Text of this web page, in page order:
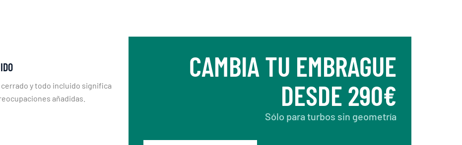
y todo incluido significa
añadidas.
CAMBIA TU EMBRAGUE
DESDE 290€
Sólo para turbos sin geometría